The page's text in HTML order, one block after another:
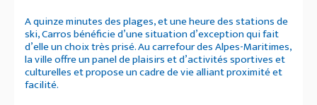
A quinze minutes des plages, et une heure des stations de
ski, Carros bénéficie d’une situation d’exception qui fait
d’elle un choix très prisé. Au carrefour des Alpes-Maritimes,
la ville offre un panel de plaisirs et d’activités sportives et
culturelles et propose un cadre de vie alliant proximité et
facilité.